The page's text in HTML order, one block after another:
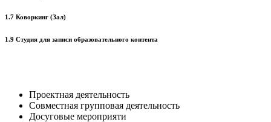
1.7 Коворкинг (Зал)
1.9 Студия для записи образовательного контента
Проектная деятельность
Совместная групповая деятельность
Досуговые мероприяти